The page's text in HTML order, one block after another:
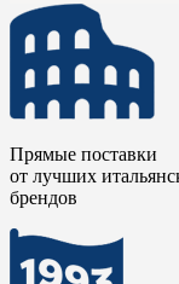
Прямые поставки
от лучших
брендов